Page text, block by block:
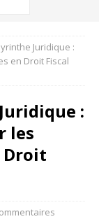
Juridique :
en Droit Fiscal
:
les
Droit